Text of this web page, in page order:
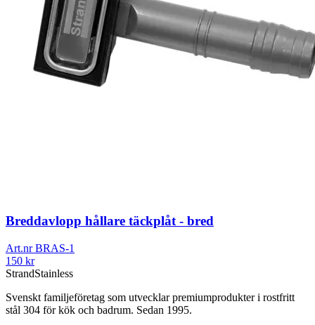
Breddavlopp hållare täckplåt - bred
Art.nrBRAS-1
150 kr
StrandStainless
Svenskt familjeföretag som utvecklar premiumprodukter i rostfritt
stål 304 för kök och badrum. Sedan 1995.